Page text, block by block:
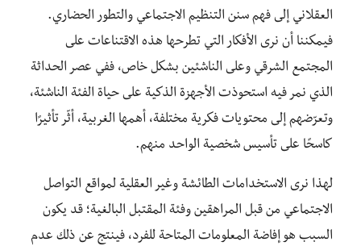
العقلاني إلى فهم سنن التنظيم الاجتماعي والتطور الحضاري.
فيمكننا أن نرى الأفكار التي تطرحها هذه الاقتناعات على
المجتمع الشرقي وعلى الناشئين بشكل خاص، ففي عصر الحداثة
الذي نمر فيه استحوذت الأجهزة الذكية على حياة الفئة الناشئة،
وتعرّضهم إلى محتويات فكرية مختلفة، أهمها الغربية، أثّر تأثيرًا
كاسحًا على تأسيس شخصية الواحد منهم.
لهذا نرى الاستخدامات الطائشة وغير العقلية لمواقع التواصل
الاجتماعي من قبل المراهقين وفئة المقتبل البالغية؛ قد يكون
السبب هو إفاضة المعلومات المتاحة للفرد، فينتج عن ذلك عدم